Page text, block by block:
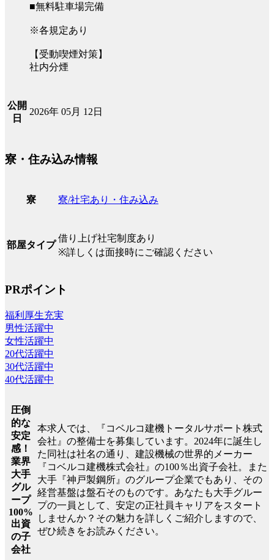
■無料駐車場完備
※各規定あり
【受動喫煙対策】
社内分煙
公開
日
2026年 05月 12日
寮・住み込み情報
寮 寮/社宅あり・住み込み
部屋タイプ
借り上げ社宅制度あり
※詳しくは面接時にご確認ください
PRポイント
福利厚生充実
男性活躍中
女性活躍中
20代活躍中
30代活躍中
40代活躍中
圧倒
的な
安定
感！
業界
大手
グル
ープ
100%
出資
の子
会社
本求人では、『コベルコ建機トータルサポート株式
会社』の整備士を募集しています。2024年に誕生し
た同社は社名の通り、建設機械の世界的メーカー
『コベルコ建機株式会社』の100％出資子会社。また
大手『神戸製鋼所』のグループ企業でもあり、その
経営基盤は盤石そのものです。あなたも大手グルー
プの一員として、安定の正社員キャリアをスタート
しませんか？その魅力を詳しくご紹介しますので、
ぜひ続きをお読みください。